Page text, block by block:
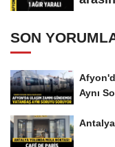
SON
Aynı